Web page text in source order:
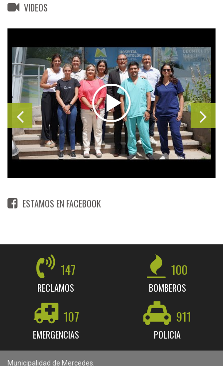
VIDEOS
ESTAMOS EN FACEBOOK
147
RECLAMOS
100
BOMBEROS
107
EMERGENCIAS
911
POLICIA
Municipalidad de Mercedes.